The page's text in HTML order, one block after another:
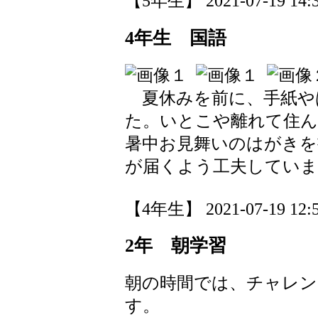
4年生 国語
夏休みを前に、手紙
た。いとこや離れて住
暑中お見舞いのはがき
が届くよう工夫してい
【4年生】 2021-07-19
2年 朝学習
朝の時間では、チャレ
す。